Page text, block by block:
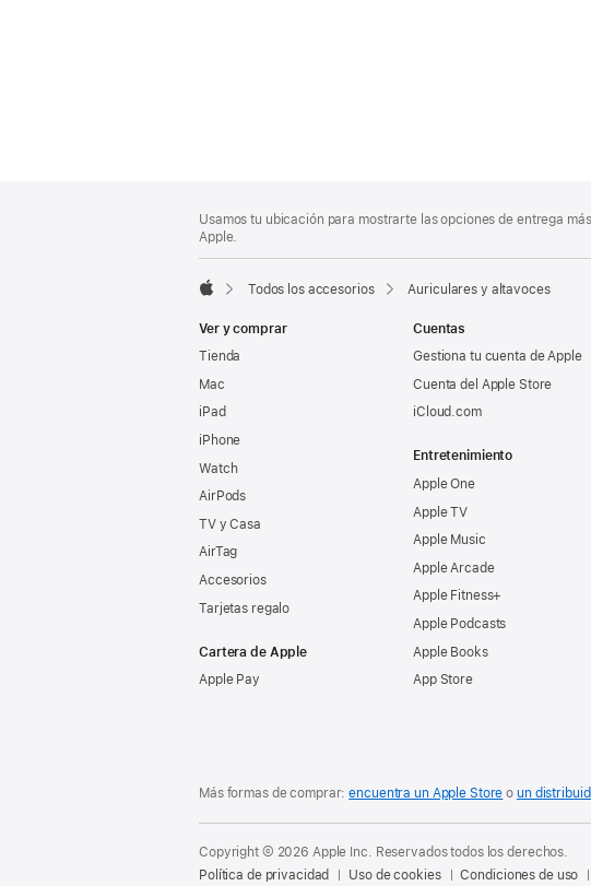
a
pie
de
al
pie
Usamos tu ubicación para mostrarte las opciones de entrega
Apple.
Todos los accesorios Auriculares y altavoces
Ver y comprar
Tienda
Mac
iPad
iPhone
Watch
AirPods
TV y Casa
AirTag
Accesorios
Tarjetas regalo
Cartera de Apple
Apple Pay
Cuentas
Gestiona tu cuenta de Apple
Cuenta del Apple Store
iCloud.com
Entretenimiento
Apple One
Apple TV
Apple Music
Apple Arcade
Apple Fitness+
Apple Podcasts
Apple Books
App Store
Más formas de comprar:encuentra un Apple Store oun
Copyright © 2026 Apple Inc. Reservados todos los derechos.
Política de privacidad
Uso de cookies Condiciones de uso